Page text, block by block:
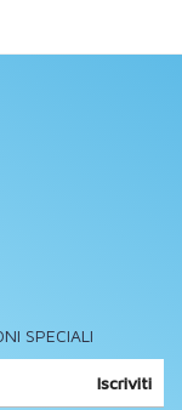
SPECIALI
Iscriviti